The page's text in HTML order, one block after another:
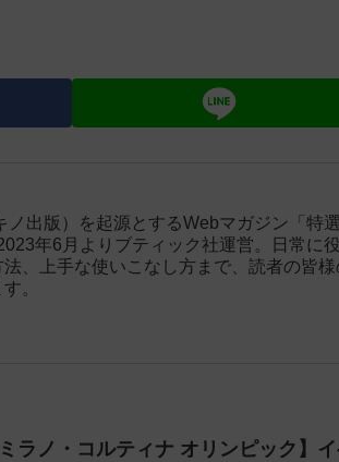
出版）を起源とするWebマガジン「特選
年6月よりブティック社運営。日常に役
、上手な使いこなし方まで、読者の皆様
。
ミラノ・コルティナ オリンピック】